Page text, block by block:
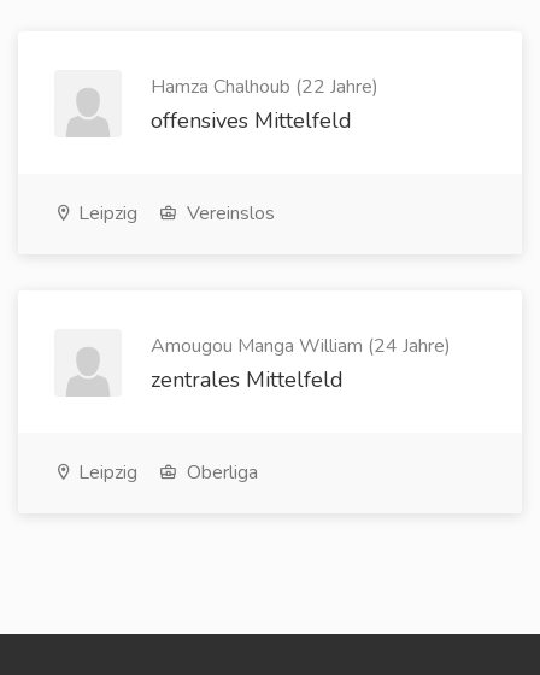
Hamza Chalhoub (22 Jahre)
offensives Mittelfeld
Leipzig Vereinslos
Amougou Manga William (24 Jahre)
zentrales Mittelfeld
Leipzig Oberliga